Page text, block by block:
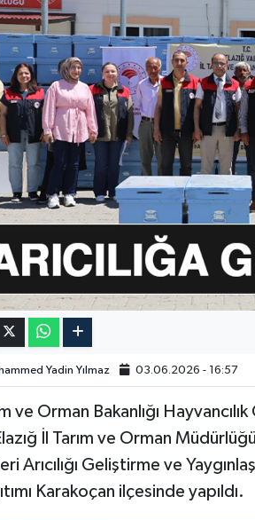
Yadin Yılmaz 03.06.2026 - 16:57
ve Orman Bakanlığı
İl Tarım ve Orman
Arıcılığı Geliştirme ve
Karakoçan ilçesinde yapıldı.